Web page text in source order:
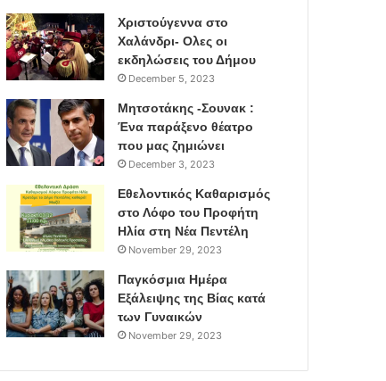
Χριστούγεννα στο
Χαλάνδρι- Ολες οι
εκδηλώσεις του Δήμου
December 5, 2023
Μητσοτάκης -Σουνακ :
Ένα παράξενο θέατρο
που μας ζημιώνει
December 3, 2023
Εθελοντικός Καθαρισμός
στο Λόφο του Προφήτη
Ηλία στη Νέα Πεντέλη
November 29, 2023
Παγκόσμια Ημέρα
Εξάλειψης της Βίας κατά
των Γυναικών
November 29, 2023